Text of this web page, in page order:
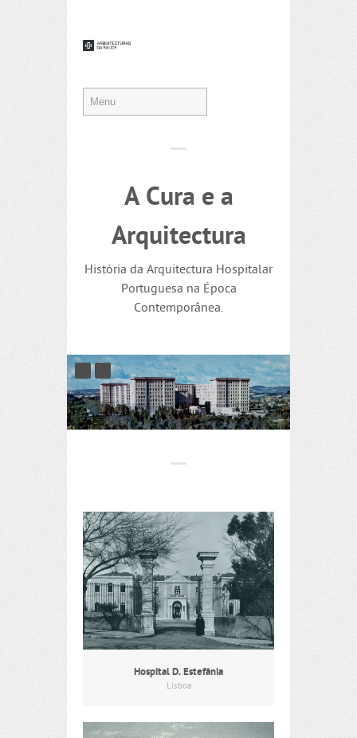
A Cura e a
Arquitectura
História da Arquitectura Hospitalar
Portuguesa na Época
Contemporânea.
Hospital D. Estefânia
Lisboa